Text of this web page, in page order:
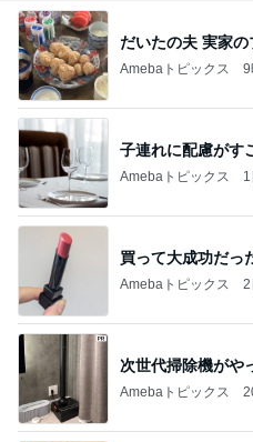
だいたの夫 実家
Amebaトピックス 9
子連れに配慮がす
Amebaトピックス
買って大成功だっ
Amebaトピックス 2
次世代掃除機がや
Amebaトピックス